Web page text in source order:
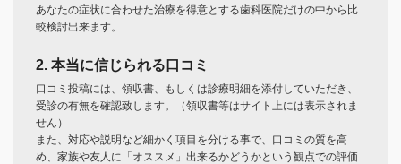
あなたの症状に合わせた治療を得意とする歯科医院だけの中から比
較検討出来ます。
2. 本当に信じられる口コミ
口コミ投稿には、領収書、もしくは診療明細を添付していただき、
受診の有無を確認致します。（領収書等はサイト上には表示されま
せん）
また、対応や説明など細かく項目を分ける事で、口コミの質を高
め、家族や友人に「オススメ」出来るかどうかという観点での評価